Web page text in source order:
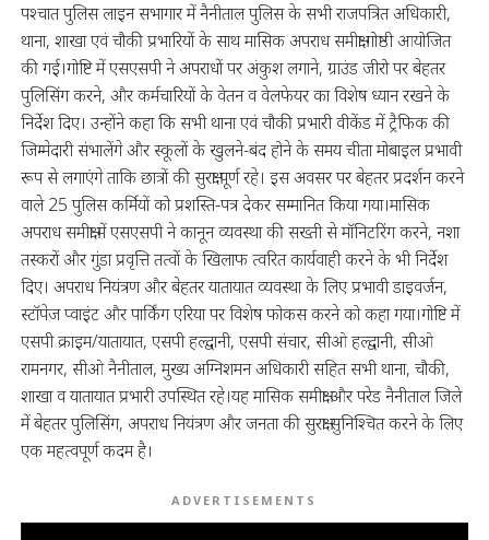
पश्चात पुलिस लाइन सभागार में नैनीताल पुलिस के सभी राजपत्रित अधिकारी,
थाना, शाखा एवं चौकी प्रभारियों के साथ मासिक अपराध समीक्षा गोष्ठी आयोजित
की गई।गोष्टि में एसएसपी ने अपराधों पर अंकुश लगाने, ग्राउंड जीरो पर बेहतर
पुलिसिंग करने, और कर्मचारियों के वेतन व वेलफेयर का विशेष ध्यान रखने के
निर्देश दिए। उन्होंने कहा कि सभी थाना एवं चौकी प्रभारी वीकेंड में ट्रैफिक की
जिम्मेदारी संभालेंगे और स्कूलों के खुलने-बंद होने के समय चीता मोबाइल प्रभावी
रूप से लगाएंगे ताकि छात्रों की सुरक्षा पूर्ण रहे। इस अवसर पर बेहतर प्रदर्शन करने
वाले 25 पुलिस कर्मियों को प्रशस्ति-पत्र देकर सम्मानित किया गया।मासिक
अपराध समीक्षा में एसएसपी ने कानून व्यवस्था की सख्ती से मॉनिटरिंग करने, नशा
तस्करों और गुंडा प्रवृत्ति तत्वों के खिलाफ त्वरित कार्यवाही करने के भी निर्देश
दिए। अपराध नियंत्रण और बेहतर यातायात व्यवस्था के लिए प्रभावी डाइवर्जन,
स्टॉपेज प्वाइंट और पार्किंग एरिया पर विशेष फोकस करने को कहा गया।गोष्टि में
एसपी क्राइम/यातायात, एसपी हल्द्वानी, एसपी संचार, सीओ हल्द्वानी, सीओ
रामनगर, सीओ नैनीताल, मुख्य अग्निशमन अधिकारी सहित सभी थाना, चौकी,
शाखा व यातायात प्रभारी उपस्थित रहे।यह मासिक समीक्षा और परेड नैनीताल जिले
में बेहतर पुलिसिंग, अपराध नियंत्रण और जनता की सुरक्षा सुनिश्चित करने के लिए
एक महत्वपूर्ण कदम है।
ADVERTISEMENTS